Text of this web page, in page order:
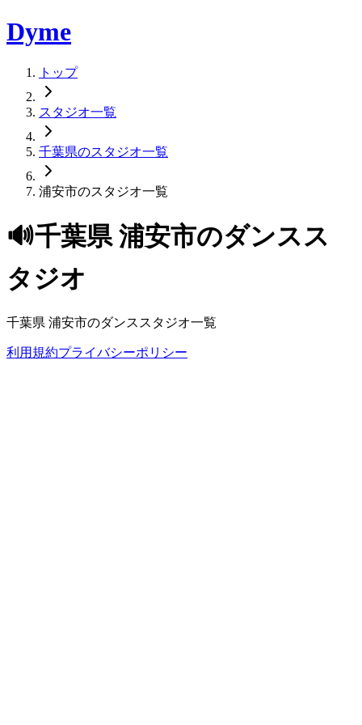
Dyme
トップ
スタジオ一覧
千葉県のスタジオ一覧
浦安市のスタジオ一覧
🔊千葉県 浦安市のダンスス
タジオ
千葉県 浦安市のダンススタジオ一覧
利用規約プライバシーポリシー